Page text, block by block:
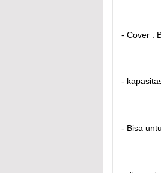
- Cover :
-
- Bisa